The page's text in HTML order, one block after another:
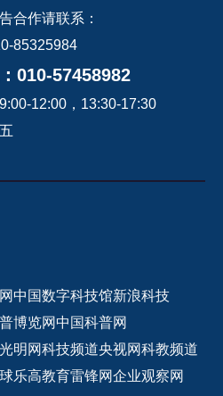
合作请联系：
85325984
010-57458982
12:00，13:30-17:30
中国数字科技馆新浪科技
博览网中国科普网
光明网科技频道央视网科教频道
乐高教育雷锋网企业观察网